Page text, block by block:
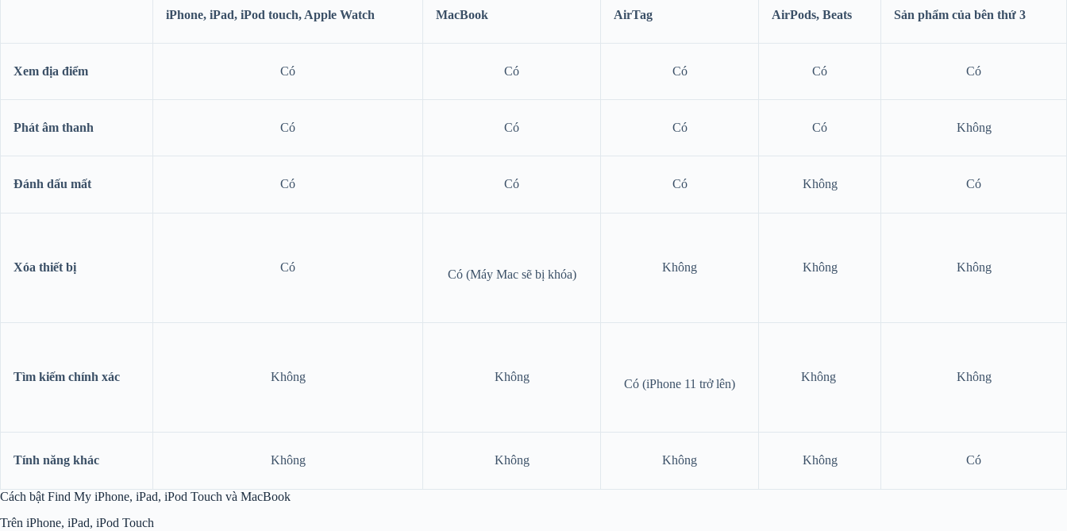
iPhone, iPad, iPod touch, Apple Watch MacBook AirTag AirPods, Beats Sản phẩm của bên thứ 3
Xem địa điểm Có Có Có Có Có
Phát âm thanh Có Có Có Có Không
Đánh dấu mất Có Có Có Không Có
Xóa thiết bị Có
Có (Máy Mac sẽ bị khóa)
Không Không Không
Tìm kiếm chính xác Không Không
Có (iPhone 11 trở lên)
Không Không
Tính năng khác Không Không Không Không Có
Cách bật Find My iPhone, iPad, iPod Touch và MacBook
Trên iPhone, iPad, iPod Touch